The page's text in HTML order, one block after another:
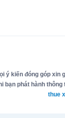
ý kiến đóng góp xin
bạn phát hành
thue